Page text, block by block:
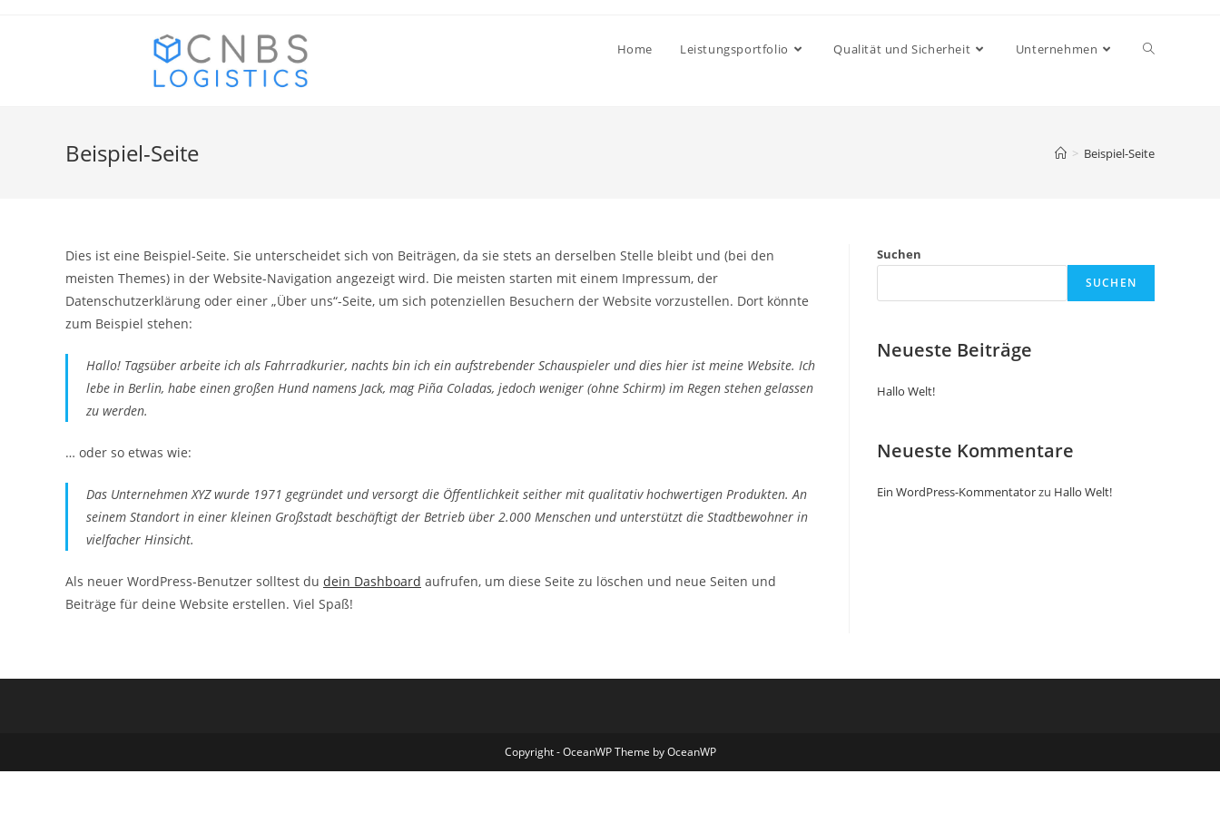
Home Leistungsportfolio Qualität und Sicherheit Unternehmen
Beispiel-Seite > Beispiel-Seite
Dies ist eine Beispiel-Seite. Sie unterscheidet sich von Beiträgen, da sie stets an derselben Stelle bleibt und (bei den
meisten Themes) in der Website-Navigation angezeigt wird. Die meisten starten mit einem Impressum, der
Datenschutzerklärung oder einer „Über uns“-Seite, um sich potenziellen Besuchern der Website vorzustellen. Dort könnte
zum Beispiel stehen:
Hallo! Tagsüber arbeite ich als Fahrradkurier, nachts bin ich ein aufstrebender Schauspieler und dies hier ist meine Website. Ich
lebe in Berlin, habe einen großen Hund namens Jack, mag Piña Coladas, jedoch weniger (ohne Schirm) im Regen stehen gelassen
zu werden.
… oder so etwas wie:
Das Unternehmen XYZ wurde 1971 gegründet und versorgt die Öffentlichkeit seither mit qualitativ hochwertigen Produkten. An
seinem Standort in einer kleinen Großstadt beschäftigt der Betrieb über 2.000 Menschen und unterstützt die Stadtbewohner in
vielfacher Hinsicht.
Als neuer WordPress-Benutzer solltest du dein Dashboard aufrufen, um diese Seite zu löschen und neue Seiten und
Beiträge für deine Website erstellen. Viel Spaß!
Suchen
SUCHEN
Neueste Beiträge
Hallo Welt!
Neueste Kommentare
Ein WordPress-Kommentatorzu Hallo Welt!
Copyright - OceanWP Theme by OceanWP